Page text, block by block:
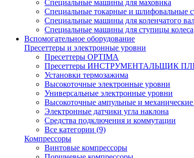
Специальные машины для маховика
Специальные токарные и шлифовальные
Специальные машины для коленчатого
Специальные машины для ступицы колеса
Вспомогательное оборудование
Пресеттеры и электронные уровни
Пресеттеры OPTIMA
Пресеттеры ИНСТРУМЕНТАЛЬЩИК
Установки термозажима
Высокоточные электронные уровни
Универсальные электронные уровни
Высокоточные ампульные и
Электронные датчики угла наклона
Средства подключения и коммутации
Все категории (9)
Компрессоры
Винтовые компрессоры